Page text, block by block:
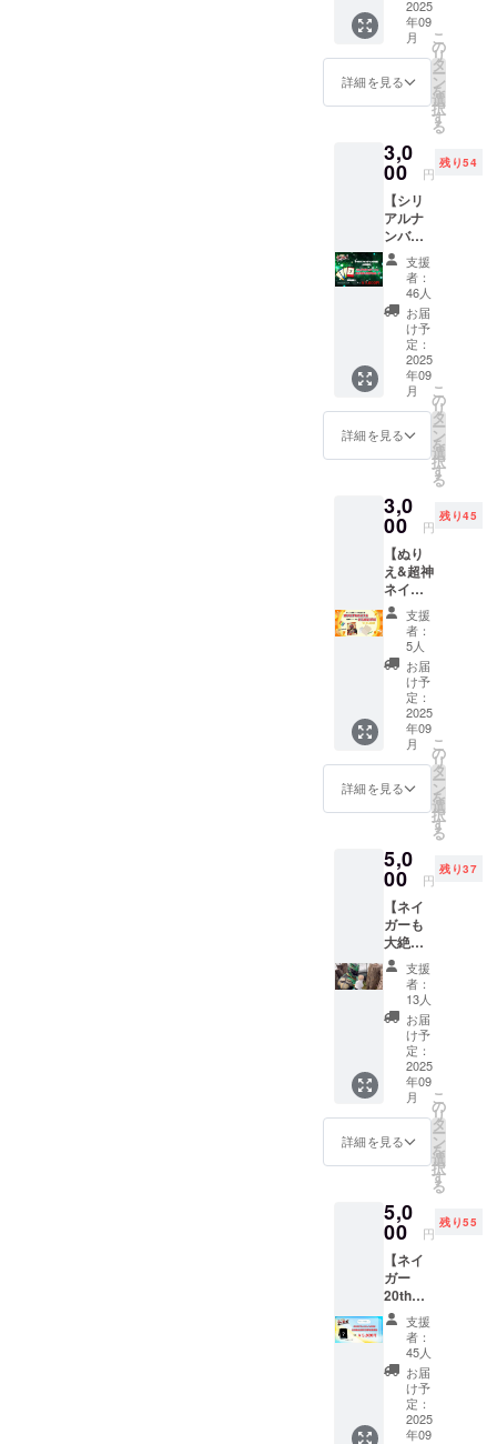
ショー
開催か
ら1年間
・掲載
方法：
（ニッ
クネー
ム可）
・注意
事項：
支援
時、必
ず備考
欄に掲
載を希
望され
るお名
前をご
記入く
ださい
ガー応
援団】
として
支援者
様のお
名前
（ニッ
ム）を
超神ネ
イガー
webサ
イトで
掲載。
・掲載
期間：
2026年
8月22日
まで、
スペ
シャル
ショー
開催か
ら1年間
・文字
クネー
ム可）
のみ ・
注意事
項：支
援時、
必ず備
考欄に
掲載を
希望さ
れるお
名前を
ご記入
くださ
2025
年09
月
詳細を見る
こ
の
リ
タ
ー
ン
を
選
択
す
る
3,0
00 円
残り54
【シリ
アルナ
ンバー
入り応
援者
カード
☆】 君
は何番
目の
ヒー
ロー仲
だ？！
なんと
裏面に
は超神
ガー直
筆サイ
ン入
り！ デ
ザイン
決定
後、プ
ロジェ
クト
ページ
にて公
開いた
しま
す。 続
報をお
楽しみ
に！ ・
86.5×54
mm ・
厚み：
0.25m
m
※2025
年9月よ
り順次
発送を
開始し
ます。
※準備状
況に応
じて発
送時期
が変動
する可
支援
者：
46人
お届
け予
定：
2025
年09
月
詳細を見る
こ
の
リ
タ
ー
ン
を
選
択
す
る
3,0
00 円
残り45
【ぬり
え&超神
ネイ
ガーか
らのお
手紙】
超神ネ
イガー
オリジ
ナル
グッズ
で大人
気の
『ぬり
え』と
ネイ
らお礼
のお手
紙を提
供しま
す。 ・
数量：
ぬりえ
1点 ネ
イガー
からの
お手紙
支援
者：
5人
お届
け予
定：
2025
年09
月
詳細を見る
こ
の
リ
タ
ー
ン
を
選
択
す
る
5,0
00 円
残り37
【ネイ
ガーも
大絶
賛！秋
田のう
んめぇ
椎茸
セッ
ト】&オ
リジナ
ルスマ
ホ壁紙
超神ネ
イガー
の弟分
『ネイ
ジオ
ン』が
椎茸の
栽培か
ら収穫
までを
お手伝
いをし
ている
秋田県
由利本
荘市
【岩城
町農
支援
者：
13人
お届
け予
定：
2025
年09
月
詳細を見る
こ
の
リ
タ
ー
ン
を
選
択
す
る
5,0
00 円
残り55
【ネイ
ガー
20thオ
リジナ
ルデザ
インタ
オル】
クラウ
ドファ
ンディ
ング限
支援
者：
45人
お届
け予
定：
2025
年09